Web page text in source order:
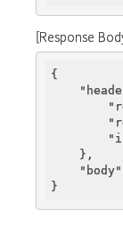
[Response
{
    },
"body"